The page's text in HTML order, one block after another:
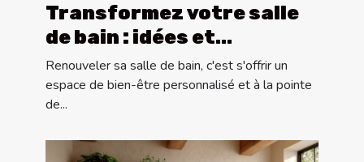
Transformez votre salle
de bain : idées et
tendances de conception
sur mesure
Renouveler sa salle de bain, c'est s'offrir un
espace de bien-être personnalisé et à la pointe
de...